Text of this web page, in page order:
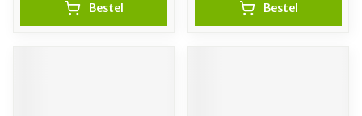
Bestel Bestel